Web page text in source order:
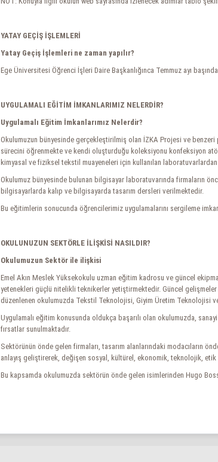
YATAY GEÇİŞ İŞLEMLERİ
Yatay Geçiş İşlemleri ne zaman yapılır?
Ege Üniversitesi Öğrenci İşleri Daire Başkanlığınca Temmuz ayı
UYGULAMALI EĞİTİM İMKANLARIMIZ NELERDİR?
Uygulamalı Eğitim İmkanlarımız Nelerdir?
Okulumuzun bünyesinde gerçekleştirilmiş olan İZKA Projesi ve
sürecini öğrenmekte ve kendi oluşturduğu koleksiyonu konfeksiyon
kimyasal ve fiziksel tekstil muayeneleri için kullanılan laboratuvarlardan
Okulumuz bünyesinde bulunan bilgisayar laboratuvarında firmaların
bilgisayarlarda kalıp ve bilgisayarda tasarım dersleri verilmektedir.
Bu eğitimlerin sonucunda öğrencilerimiz uygulamalarını sergileme
OKULUNUZUN SEKTÖRLE İLİŞKİSİ NASILDIR?
Okulumuzun Sektör ile ilişkisi
Emel Akın Meslek Yüksekokulu uzman eğitim kadrosu ve güncel
yetenekleri güçlü nitelikli teknikerler yetiştirmektedir. Güncel
düzenlenen okulumuzda Tekstil Teknolojisi, Giyim Üretim Teknolojisi
Uygulamalı eğitim konusunda oldukça başarılı olan okulumuzda,
fırsatlar sunulmaktadır.
Sektörünün önde gelen firmaları, tasarım alanlarındaki
anlayış geliştirerek, değişen sosyal, kültürel, ekonomik, teknolojik, etik
Bu kapsamda okulumuzda sektörün önde gelen isimlerinden Hugo